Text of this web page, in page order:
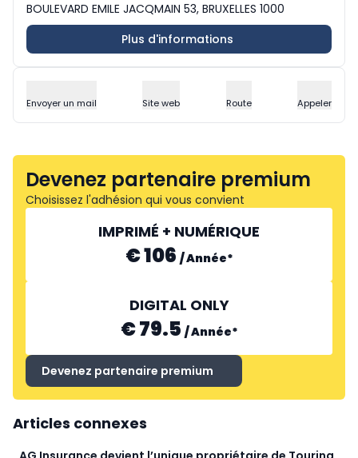
BOULEVARD EMILE JACQMAIN 53, BRUXELLES 1000
Plus d'informations
Envoyer un mail Site web Route Appeler
Devenez partenaire premium
Choisissez l'adhésion qui vous convient
IMPRIMÉ + NUMÉRIQUE
€ 106 /Année*
DIGITAL ONLY
€ 79.5 /Année*
Devenez partenaire premium
Articles connexes